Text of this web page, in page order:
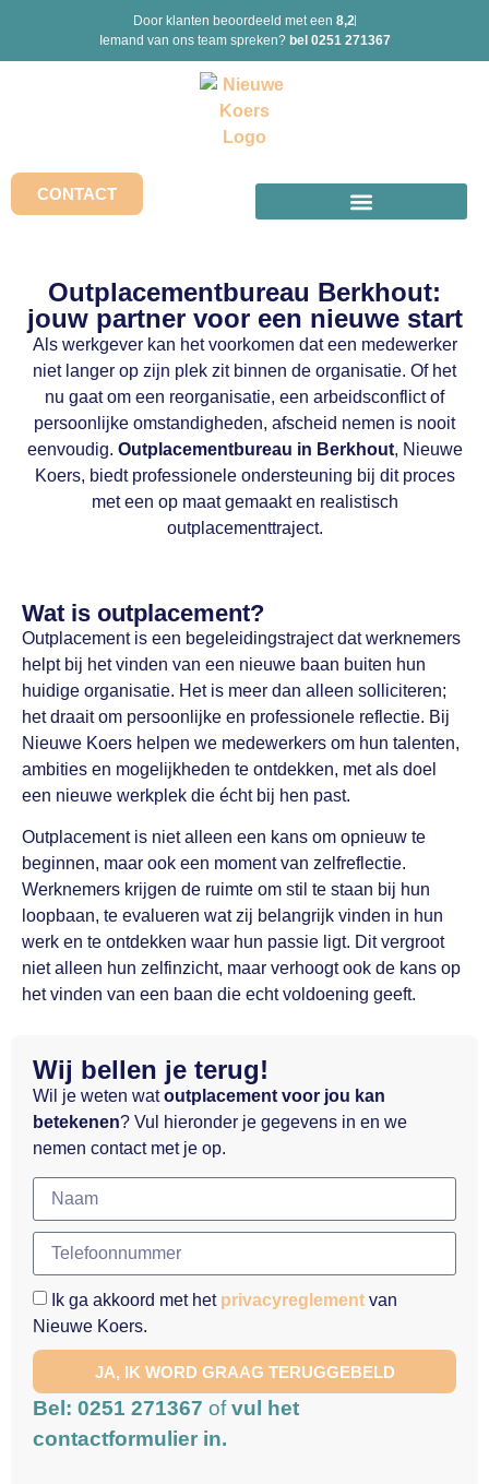
Door klanten beoordeeld met een 8,2
Iemand van ons team spreken? bel 0251 271367
CONTACT
Outplacementbureau Berkhout:
jouw partner voor een nieuwe start
Als werkgever kan het voorkomen dat een medewerker
niet langer op zijn plek zit binnen de organisatie. Of het
nu gaat om een reorganisatie, een arbeidsconflict of
persoonlijke omstandigheden, afscheid nemen is nooit
eenvoudig. Outplacementbureau in Berkhout, Nieuwe
Koers, biedt professionele ondersteuning bij dit proces
met een op maat gemaakt en realistisch
outplacementtraject.
Wat is outplacement?
Outplacement is een begeleidingstraject dat werknemers
helpt bij het vinden van een nieuwe baan buiten hun
huidige organisatie. Het is meer dan alleen solliciteren;
het draait om persoonlijke en professionele reflectie. Bij
Nieuwe Koers helpen we medewerkers om hun talenten,
ambities en mogelijkheden te ontdekken, met als doel
een nieuwe werkplek die écht bij hen past.
Outplacement is niet alleen een kans om opnieuw te
beginnen, maar ook een moment van zelfreflectie.
Werknemers krijgen de ruimte om stil te staan bij hun
loopbaan, te evalueren wat zij belangrijk vinden in hun
werk en te ontdekken waar hun passie ligt. Dit vergroot
niet alleen hun zelfinzicht, maar verhoogt ook de kans op
het vinden van een baan die echt voldoening geeft.
Wij bellen je terug!
Wil je weten watoutplacement voor jou kan
betekenen? Vul hieronder je gegevens in en we
nemen contact met je op.
Ik ga akkoord met het privacyreglement van
Nieuwe Koers.
JA, IK WORD GRAAG TERUGGEBELD
Bel: 0251 271367 ofvul het
contactformulier in.